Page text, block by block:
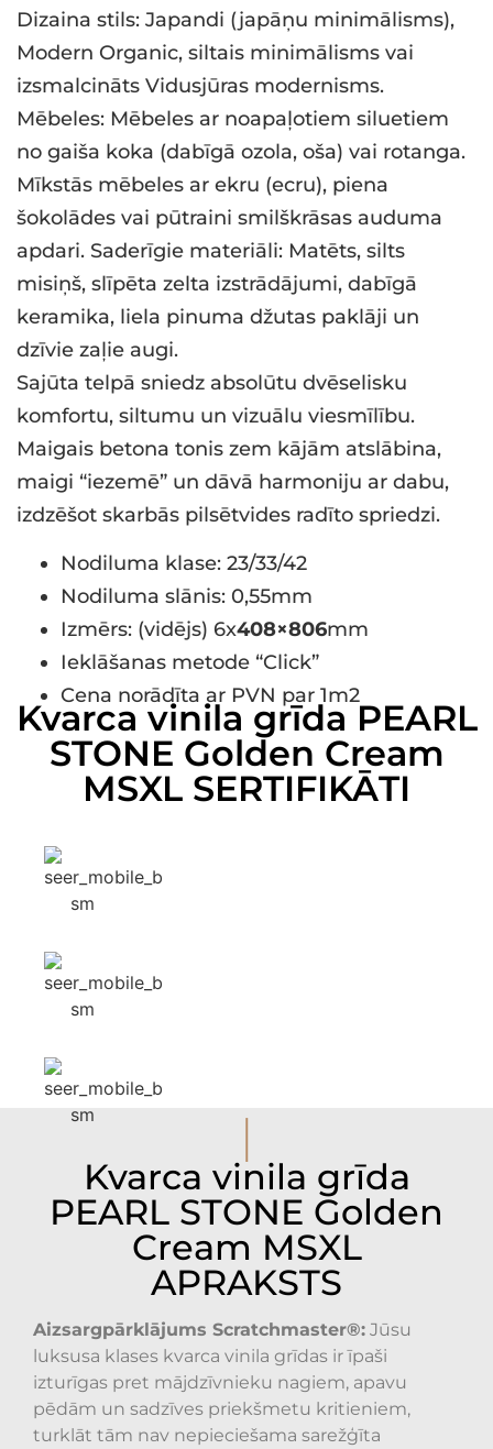
Dizaina stils: Japandi (japāņu minimālisms),
Modern Organic, siltais minimālisms vai
izsmalcināts Vidusjūras modernisms.
Mēbeles: Mēbeles ar noapaļotiem siluetiem
no gaiša koka (dabīgā ozola, oša) vai rotanga.
Mīkstās mēbeles ar ekru (ecru), piena
šokolādes vai pūtraini smilškrāsas auduma
apdari. Saderīgie materiāli: Matēts, silts
misiņš, slīpēta zelta izstrādājumi, dabīgā
keramika, liela pinuma džutas paklāji un
dzīvie zaļie augi.
Sajūta telpā sniedz absolūtu dvēselisku
komfortu, siltumu un vizuālu viesmīlību.
Maigais betona tonis zem kājām atslābina,
maigi “iezemē” un dāvā harmoniju ar dabu,
izdzēšot skarbās pilsētvides radīto spriedzi.
Nodiluma klase: 23/33/42
Nodiluma slānis: 0,55mm
Izmērs: (vidējs) 6x408×806mm
Ieklāšanas metode “Click”
Cena norādīta ar PVN par 1m2
Kvarca vinila grīda PEARL
STONE Golden Cream
MSXL SERTIFIKĀTI
I
Kvarca vinila grīda
PEARL STONE Golden
Cream MSXL
APRAKSTS
Aizsargpārklājums Scratchmaster®: Jūsu
luksusa klases kvarca vinila grīdas ir īpaši
izturīgas pret mājdzīvnieku nagiem, apavu
pēdām un sadzīves priekšmetu kritieniem,
turklāt tām nav nepieciešama sarežģīta